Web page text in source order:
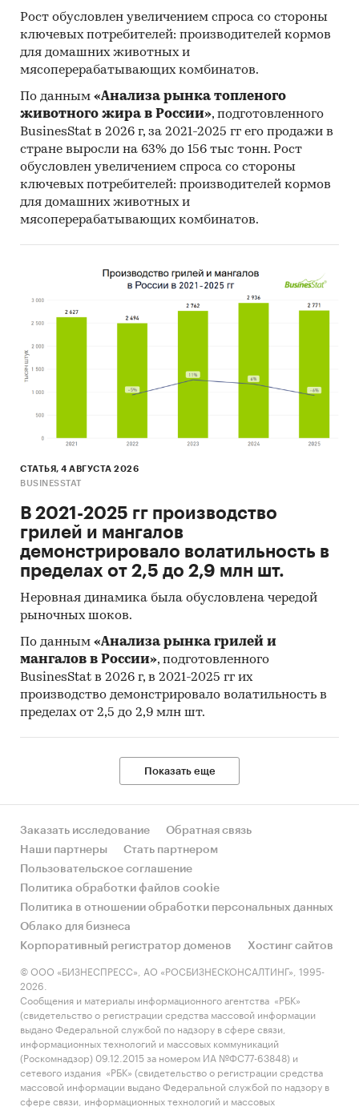
изделия хлебобулочные из пшеничной муки,
изделия хлебобулочные из ржаной муки,
изделия хлебобулочные из смеси ржаной и
пшеничной муки, пирожки, пироги и пончики,
полуфабрикаты хлебобулочные, сдобные
хлебобулочные изделия, хлебцы хрустящие,
прочие хлебобулочные изделия
Приведены рейтинги продаж хлеба и
хлебобулочных изделий в розничных сетях:
Metro
Ашан
Магнит
Перекресток
Пятерочка
Приведен рейтинг предприятий отрасли по
Н.И.Ткачева, Барилла Рус, Белореченское, БКК
Коломенский, КДВ Павловский Посад, КДВ
Яшкино, Коломенское поле, Любятово, Орион
Интернейшнл Евро, Хлебный Дом, Хлебозавод,
Хлебпром, Черемушки и др.
При подготовке обзора используется
официальная статистика и собранные
данные.
Информация профильных ведомств:
Федеральная служба государственной
статистики (Росстат)
Федеральная таможенная служба
Таможенный союз ЕАЭС
Информация, собранная BusinesStat:
хлебобулочных изделий
хлебобулочными изделиями
оценки экспертов пищевой
промышленности
Категории: Потребительские товары
Продукты питания / Хлеб и хлебобулочные
изделия
Промышленность / ... / Продукты питания /
Хлеб и хлебобулочные изделия
Рост обусловлен увеличением спроса со стороны
ключевых потребителей: производителей кормов
для домашних животных и
мясоперерабатывающих комбинатов.
По данным «Анализа рынка топленого
животного жира в России», подготовленного
BusinesStat в 2026 г, за 2021-2025 гг его продажи в
стране выросли на 63% до 156 тыс тонн. Рост
обусловлен увеличением спроса со стороны
ключевых потребителей: производителей кормов
для домашних животных и
мясоперерабатывающих комбинатов.
СТАТЬЯ, 4 АВГУСТА 2026
BUSINESSTAT
В 2021-2025 гг производство
грилей и мангалов
демонстрировало волатильность в
пределах от 2,5 до 2,9 млн шт.
Неровная динамика была обусловлена чередой
рыночных шоков.
По данным «Анализа рынка грилей и
мангалов в России», подготовленного
BusinesStat в 2026 г, в 2021-2025 гг их
производство демонстрировало волатильность в
пределах от 2,5 до 2,9 млн шт.
Показать еще
Заказать исследование
Обратная связь
Наши партнеры
Стать партнером
Пользовательское соглашение
Политика обработки файлов cookie
Политика в отношении обработки персональных данных
Облако для бизнеса
Корпоративный регистратор доменов
Хостинг сайтов
© ООО «БИЗНЕСПРЕСС», АО «РОСБИЗНЕСКОНСАЛТИНГ», 1995-
2026.
Сообщения и материалы информационного агентства «РБК»
(свидетельство о регистрации средства массовой информации
выдано Федеральной службой по надзору в сфере связи,
информационных технологий и массовых коммуникаций
(Роскомнадзор) 09.12.2015 за номером ИА №ФС77-63848) и
сетевого издания «РБК» (свидетельство о регистрации средства
массовой информации выдано Федеральной службой по надзору в
сфере связи, информационных технологий и массовых